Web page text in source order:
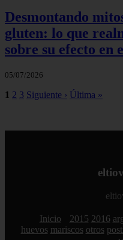
Desmontando
gluten: lo que
sobre su efecto en
05/07/2026
1 2 3 Siguiente › Última »
Inicio 2015 2016
huevos mariscos otros